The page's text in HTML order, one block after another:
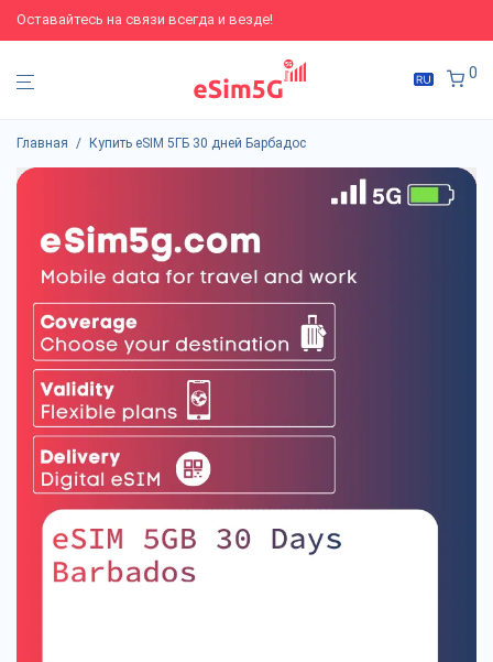
Оставайтесь на связи всегда и везде!
0
Главная / Купить eSIM 5ГБ 30 дней Барбадос